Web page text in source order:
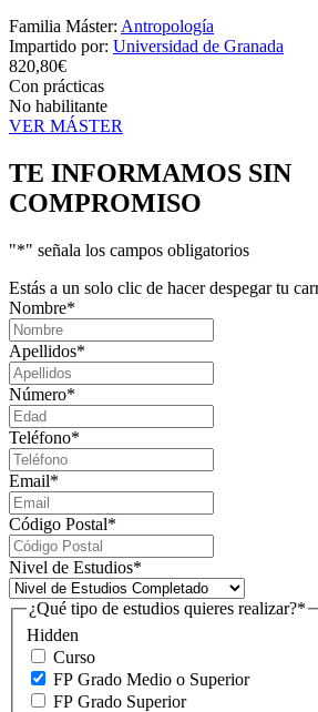
Familia Máster: Antropología
Impartido por: Universidad de Granada
820,80€
Con prácticas
No habilitante
VER MÁSTER
TE INFORMAMOS SIN
COMPROMISO
"*" señala los campos obligatorios
Estás a un solo clic de hacer despegar tu
Nombre*
Apellidos*
Número*
Teléfono*
Email*
Código Postal*
Nivel de Estudios*
Hidden
¿Qué tipo de estudios quieres realizar?*
Curso
FP Grado Medio o Superior
FP Grado Superior